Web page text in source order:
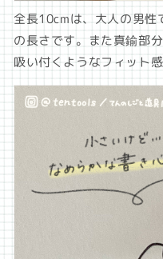
全長10cmは、大人の男性
の長さです。また真鍮部
吸い付くようなフィット感